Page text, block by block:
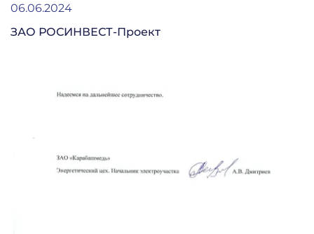
06.06.2024
ЗАО РОСИНВЕСТ-Проект